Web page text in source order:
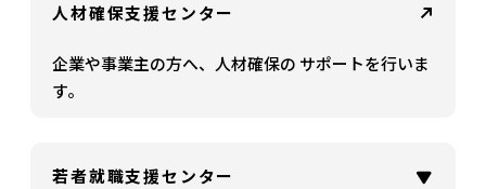
人材確保支援センター
企業や事業主の方へ、人材確保の サポートを行いま
す。​
若者就職支援センター